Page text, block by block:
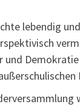
lebendig und
und